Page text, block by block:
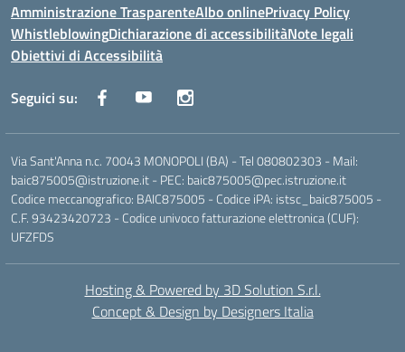
Amministrazione TrasparenteAlbo onlinePrivacy Policy
WhistleblowingDichiarazione di accessibilitàNote legali
Obiettivi di Accessibilità
Seguici su:
Via Sant'Anna n.c. 70043 MONOPOLI (BA) - Tel 080802303 - Mail:
baic875005@istruzione.it - PEC: baic875005@pec.istruzione.it
Codice meccanografico: BAIC875005 - Codice iPA: istsc_baic875005 -
C.F. 93423420723 - Codice univoco fatturazione elettronica (CUF):
UFZFDS
Hosting & Powered by 3D Solution S.r.l.
Concept & Design by Designers Italia